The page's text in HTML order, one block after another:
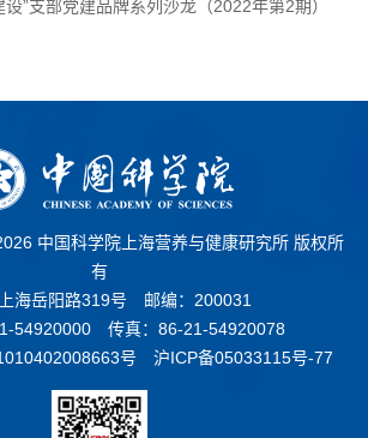
”支部党建品牌系列沙龙（2022年第2期）
中国科学院上海营养与健康研究所 版权所
有
海岳阳路319号 邮编：200031
54920000 传真：86-21-54920078
号
沪ICP备05033115号-77